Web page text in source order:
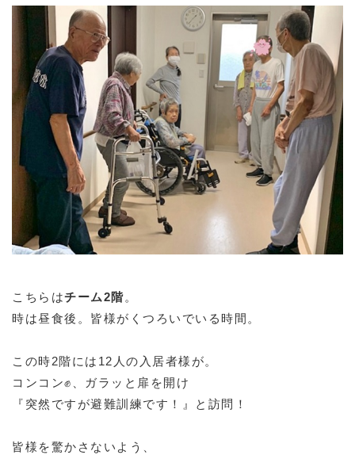
こちらはチーム2階。
時は昼食後。皆様がくつろいでいる時間。
この時2階には12人の入居者様が。
コンコン✊、ガラッと扉を開け
『突然ですが避難訓練です！』と訪問！
皆様を驚かさないよう、